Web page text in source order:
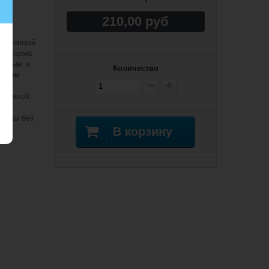
форма
и
мм
без
210,00 руб
Количество
В корзину